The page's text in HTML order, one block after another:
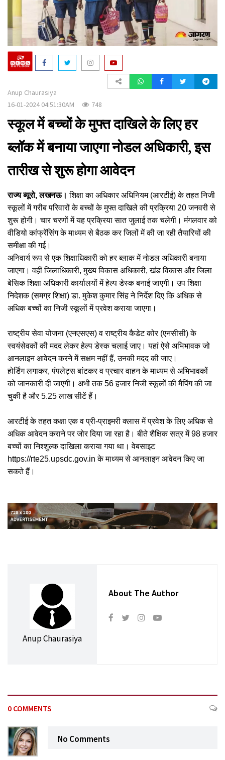
t
o
n
Anup Chaurasiya
16-01-2024 04:51:30AM
748
स्कूल में बच्चों के मुफ्त दाखिले के लिए हर
ब्लॉक में बनाया जाएगा नोडल अधिकारी, इस
तारीख से शुरू होगा आवेदन
राज्य ब्यूरो, लखनऊ। शिक्षा का अधिकार अधिनियम (आरटीई) के तहत निजी
स्कूलों में गरीब परिवारों के बच्चों के मुफ्त दाखिले की प्रक्रिया 20 जनवरी से
शुरू होगी। चार चरणों में यह प्रक्रिया सात जुलाई तक चलेगी। मंगलवार को
वीडियो कांफ्रेंसिंग के माध्यम से बैठक कर जिलों में की जा रही तैयारियों की
समीक्षा की गई।
अनिवार्य रूप से एक शिक्षाधिकारी को हर ब्लाक में नोडल अधिकारी बनाया
जाएगा। वहीं जिलाधिकारी, मुख्य विकास अधिकारी, खंड विकास और जिला
बेसिक शिक्षा अधिकारी कार्यालयों में हेल्प डेस्क बनाई जाएगी। उप शिक्षा
निदेशक (समग्र शिक्षा) डा. मुकेश कुमार सिंह ने निर्देश दिए कि अधिक से
अधिक बच्चों का निजी स्कूलों में प्रवेश कराया जाएगा।
राष्ट्रीय सेवा योजना (एनएसएस) व राष्ट्रीय कैडेट कोर (एनसीसी) के
स्वयंसेवकों की मदद लेकर हेल्प डेस्क चलाई जाए। यहां ऐसे अभिभावक जो
आनलाइन आवेदन करने में सक्षम नहीं हैं, उनकी मदद की जाए।
होर्डिंग लगाकर, पंपलेट्स बांटकर व प्रचार वाहन के माध्यम से अभिभावकों
को जानकारी दी जाएगी। अभी तक 56 हजार निजी स्कूलों की मैपिंग की जा
चुकी है और 5.25 लाख सीटें हैं।
आरटीई के तहत कक्षा एक व प्री-प्राइमरी क्लास में प्रवेश के लिए अधिक से
अधिक आवेदन कराने पर जोर दिया जा रहा है। बीते शैक्षिक सत्र में 98 हजार
बच्चों का निश्शुल्क दाखिला कराया गया था। वेबसाइट
https://rte25.upsdc.gov.in के माध्यम से आनलाइन आवेदन किए जा
सकते हैं।
Anup Chaurasiya
About The Author
0 COMMENTS
No Comments